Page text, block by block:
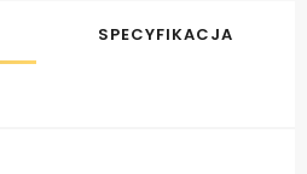
SPECYFIKACJA